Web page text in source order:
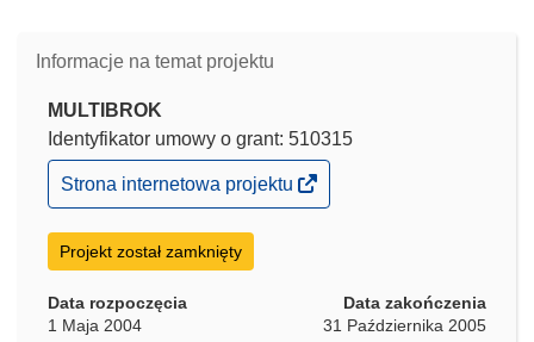
Informacje na temat projektu
MULTIBROK
Identyfikator umowy o grant: 510315
(odnośnik
otworzy
w
nowym
Strona internetowa projektu
Projekt został zamknięty
Data rozpoczęcia
1 Maja 2004
Data zakończenia
31 Października 2005